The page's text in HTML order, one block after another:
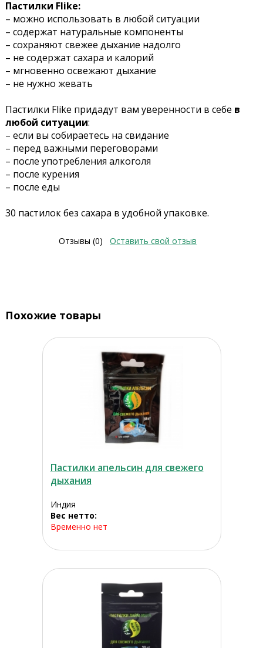
Пастилки Flike:
– можно использовать в любой ситуации
– содержат натуральные компоненты
– сохраняют свежее дыхание надолго
– не содержат сахара и калорий
– мгновенно освежают дыхание
– не нужно жевать
Пастилки Flike придадут вам уверенности в себе в
любой ситуации:
– если вы собираетесь на свидание
– перед важными переговорами
– после употребления алкоголя
– после курения
– после еды
30 пастилок без сахара в удобной упаковке.
Отзывы (0) Оставить свой отзыв
Похожие товары
Пастилки апельсин для свежего
дыхания
Индия
Вес нетто:
Временно нет